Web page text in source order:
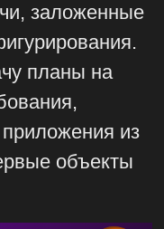
заложенные
планы на
из
объекты